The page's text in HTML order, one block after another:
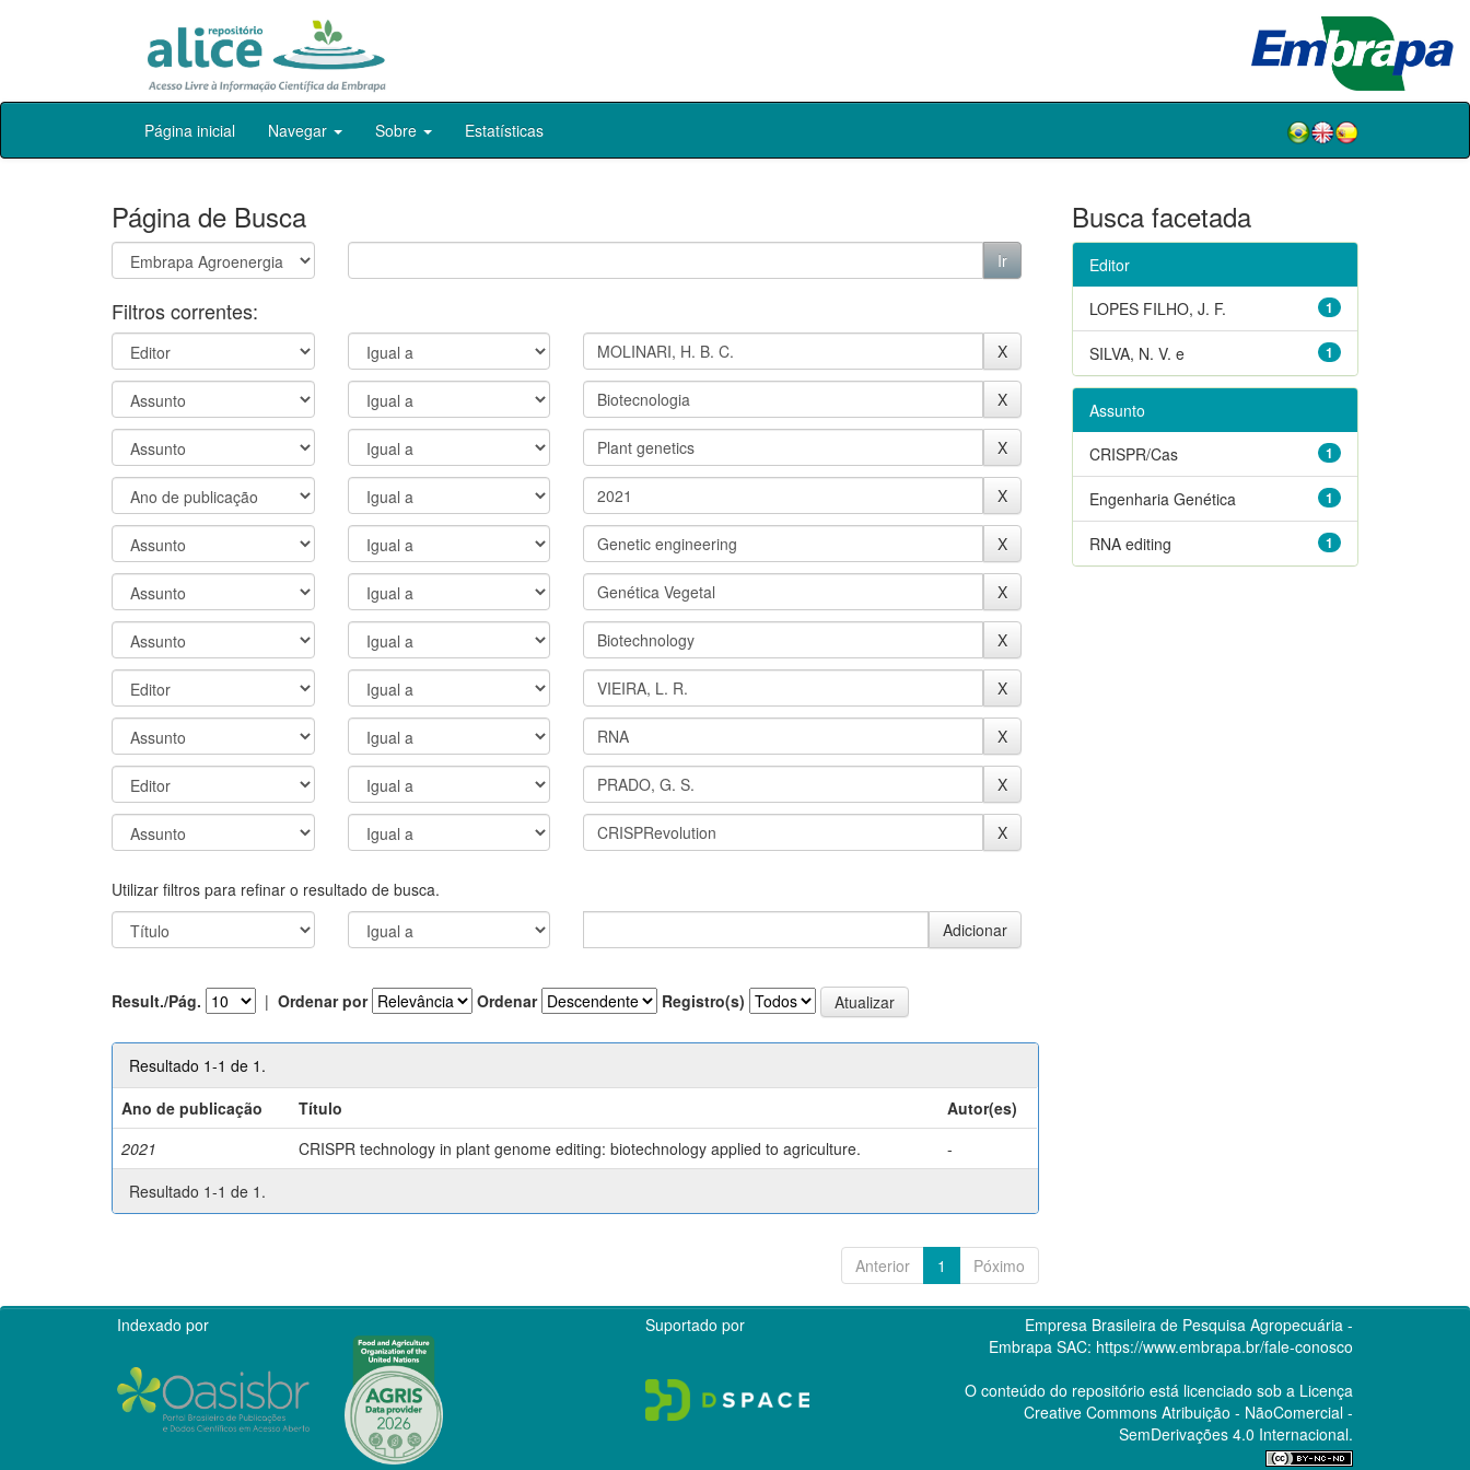
Skip
Página inicial Navegar Sobre Estatísticas
Página de Busca
Filtros correntes:
Utilizar filtros para refinar o resultado de busca.
Result./Pág. | Ordenar por Ordenar Registro(s)
Resultado 1-1 de 1.
Ano de publicação
Título
Autor(es)
2021
CRISPR technology in plant genome editing: biotechnology applied to agriculture.
-
Resultado 1-1 de 1.
Anterior 1 Póximo
Busca facetada
Editor
1
LOPES FILHO, J. F.
1
SILVA, N. V. e
Assunto
1
CRISPR/Cas
1
Engenharia Genética
1
RNA editing
Indexado por Suportado por
Empresa Brasileira de Pesquisa Agropecuária -
Embrapa SAC: https://www.embrapa.br/fale-conosco
O conteúdo do repositório está licenciado sob a Licença
Creative CommonsAtribuição - NãoComercial -
SemDerivações 4.0 Internacional.